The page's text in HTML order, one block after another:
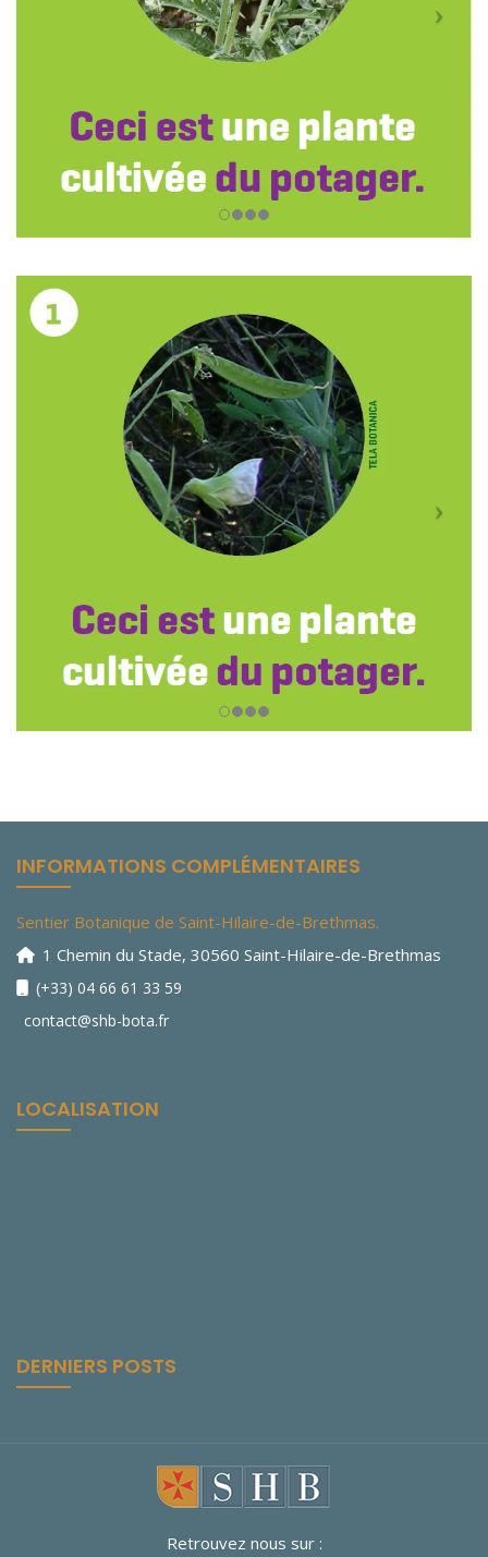
INFORMATIONS COMPLÉMENTAIRES
Sentier Botanique de Saint-Hilaire-de-Brethmas.
1 Chemin du Stade, 30560 Saint-Hilaire-de-Brethmas
(+33) 04 66 61 33 59
contact@shb-bota.fr
LOCALISATION
DERNIERS POSTS
Retrouvez nous sur :